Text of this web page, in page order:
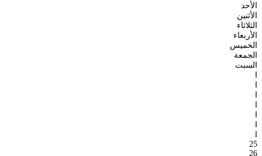
الأحد
الأثنين
الثلاثاء
الأربعاء
الخميس
الجمعة
السبت
ا
ا
ا
ا
ا
ا
ا
25
26